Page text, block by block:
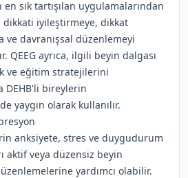
sık tartışılan uygulamalarından
iyileştirmeye, dikkat
ve davranışsal düzenlemeyi
QEEG ayrıca, ilgili beyin dalgası
ve eğitim stratejilerini
DEHB'li bireylerin
yaygın olarak kullanılır.
anksiyete, stres ve duygudurum
aktif veya düzensiz beyin
yardımcı olabilir.